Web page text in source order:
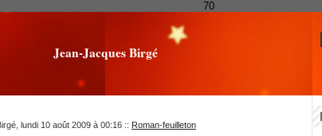
70
Jean-Jacques Birgé
lundi 10 août 2009 à 00:16 :: Roman-feuilleton